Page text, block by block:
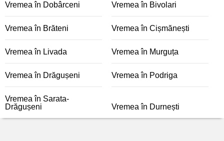
Vremea în Dobârceni Vremea în Bivolari
Vremea în Brăteni Vremea în Cișmănești
Vremea în Livada Vremea în Murguța
Vremea în Drăgușeni Vremea în Podriga
Vremea în Sarata-
Drăgușeni
Vremea în Durnești